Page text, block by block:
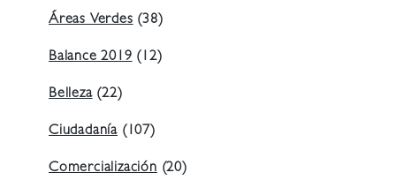
Áreas Verdes (38)
Balance 2019 (12)
Belleza(22)
Ciudadanía (107)
Comercialización (20)